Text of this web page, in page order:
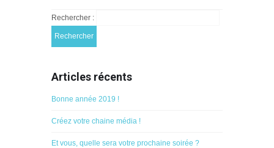
Rechercher :
Articles récents
Bonne année 2019 !
Créez votre chaine média !
Et vous, quelle sera votre prochaine soirée ?